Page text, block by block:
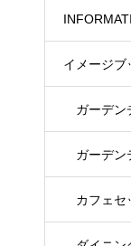
イメージブ
ガーデン
ガーデン
カフェセ